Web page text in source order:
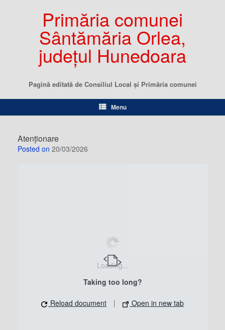
Primăria comunei
Sântămăria Orlea,
județul Hunedoara
Pagină editată de Consiliul Local şi Primăria comunei
Menu
Atenționare
Posted on 20/03/2026
Loading...
Taking too long?
Reload document | Open in new tab